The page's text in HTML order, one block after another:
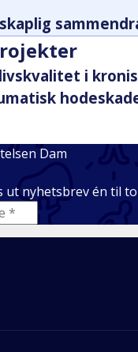
i
Dam
ut nyhetsbrev én til